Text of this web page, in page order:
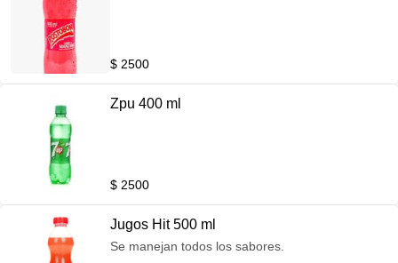
$ 2500
Zpu 400 ml
$ 2500
Jugos Hit 500 ml
Se manejan todos los sabores.